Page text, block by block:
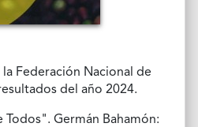
Federación Nacional de
del año 2024.
Todos". Germán Bahamón: